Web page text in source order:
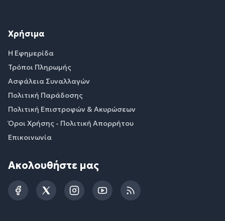
Χρήσιμα
Η Εφημερίδα
Τρόποι Πληρωμής
Ασφάλεια Συναλλαγών
Πολιτική Παράδοσης
Πολιτική Επιστροφών & Ακυρώσεων
Όροι Χρήσης - Πολιτική Απορρήτου
Επικοινωνία
Ακολουθήστε μας
FacebookTwitterInstagramYouTubeRSS